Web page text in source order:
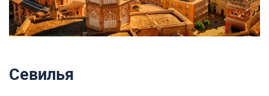
Севилья